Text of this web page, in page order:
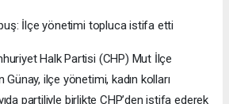
İlçe yönetimi topluca istifa etti
Halk Partisi (CHP) Mut İlçe
ilçe yönetimi, kadın kolları
partiliyle birlikte CHP’den istifa ederek